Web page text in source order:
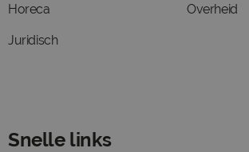
Horeca
Juridisch
Overheid
Snelle links